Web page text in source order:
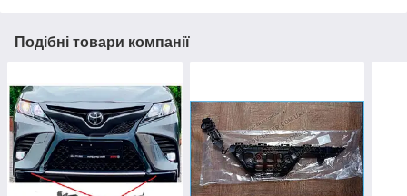
Подібні товари компанії